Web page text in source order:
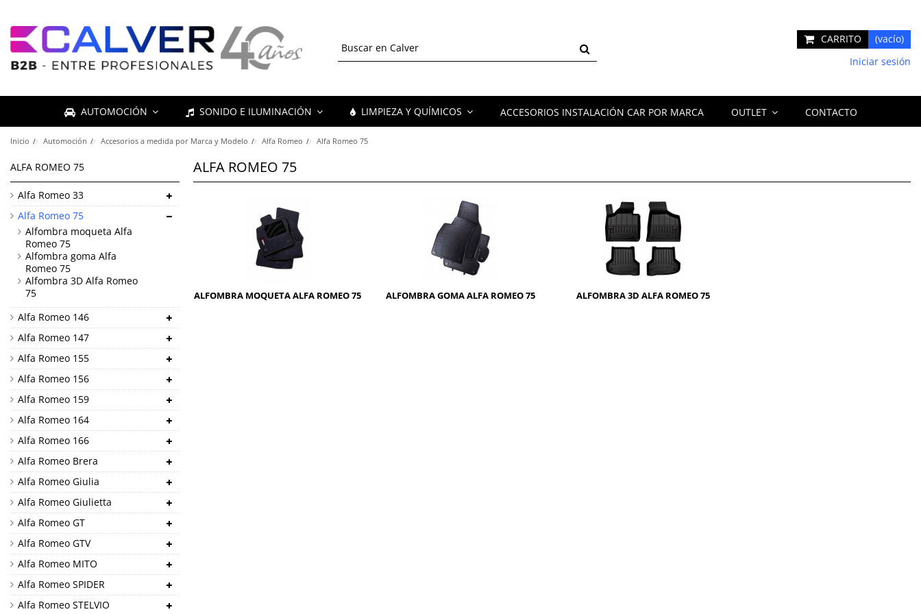
CARRITO
(vacío)
Iniciar sesión
AUTOMOCIÓN SONIDO E ILUMINACIÓN LIMPIEZA Y QUÍMICOS ACCESORIOS INSTALACIÓN CAR POR MARCA OUTLET CONTACTO
Inicio Automoción Accesorios a medida por Marca y Modelo Alfa Romeo Alfa Romeo 75
ALFA ROMEO 75
ALFOMBRA MOQUETA ALFA ROMEO 75 ALFOMBRA GOMA ALFA ROMEO 75 ALFOMBRA 3D ALFA ROMEO 75
ALFA ROMEO 75
Alfa Romeo 33
Alfa Romeo 75
Alfombra moqueta Alfa
Romeo 75
Alfombra goma Alfa
Romeo 75
Alfombra 3D Alfa Romeo
75
Alfa Romeo 146
Alfa Romeo 147
Alfa Romeo 155
Alfa Romeo 156
Alfa Romeo 159
Alfa Romeo 164
Alfa Romeo 166
Alfa Romeo Brera
Alfa Romeo Giulia
Alfa Romeo Giulietta
Alfa Romeo GT
Alfa Romeo GTV
Alfa Romeo MITO
Alfa Romeo SPIDER
Alfa Romeo STELVIO